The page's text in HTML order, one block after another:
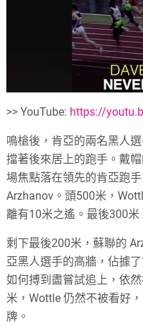
>> YouTube: https://
鳴槍後，肯亞的兩名黑人
擋著後來居上的跑手。戴
場焦點落在領先的肯亞跑
Arzhanov。頭500米，
離有10米之遙。最後300
剩下最後200米，蘇聯的
亞黑人選手的高牆，佔據
如何搏到盡嘗試追上，依
米，Wottle 仍然不被看好
牌。